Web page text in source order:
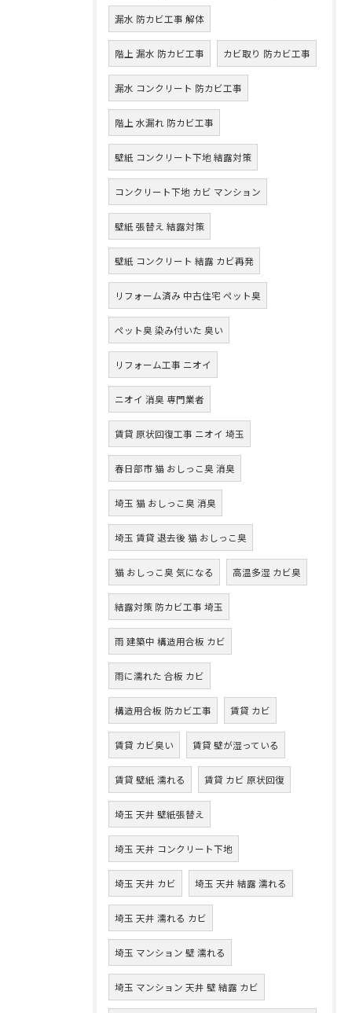
漏水 防カビ工事 解体
階上 漏水 防カビ工事 カビ取り 防カビ工事
漏水 コンクリート 防カビ工事
階上 水漏れ 防カビ工事
壁紙 コンクリート下地 結露対策
コンクリート下地 カビ マンション
壁紙 張替え 結露対策
壁紙 コンクリート 結露 カビ再発
リフォーム済み 中古住宅 ペット臭
ペット臭 染み付いた 臭い
リフォーム工事 ニオイ
ニオイ 消臭 専門業者
賃貸 原状回復工事 ニオイ 埼玉
春日部市 猫 おしっこ臭 消臭
埼玉 猫 おしっこ臭 消臭
埼玉 賃貸 退去後 猫 おしっこ臭
猫 おしっこ臭 気になる 高温多湿 カビ臭
結露対策 防カビ工事 埼玉
雨 建築中 構造用合板 カビ
雨に濡れた 合板 カビ
構造用合板 防カビ工事 賃貸 カビ
賃貸 カビ臭い 賃貸 壁が湿っている
賃貸 壁紙 濡れる 賃貸 カビ 原状回復
埼玉 天井 壁紙張替え
埼玉 天井 コンクリート下地
埼玉 天井 カビ 埼玉 天井 結露 濡れる
埼玉 天井 濡れる カビ
埼玉 マンション 壁 濡れる
埼玉 マンション 天井 壁 結露 カビ